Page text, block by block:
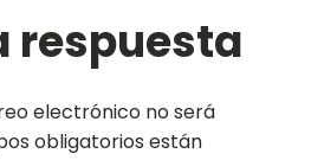
respuesta
electrónico no será
obligatorios están